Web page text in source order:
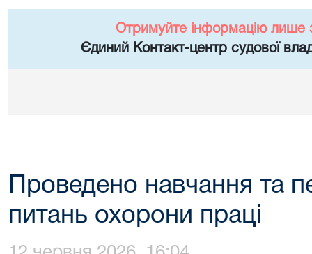
Отримуйте інформацію лише
Єдиний Контакт-центр судової
Проведено навчання та
питань охорони праці